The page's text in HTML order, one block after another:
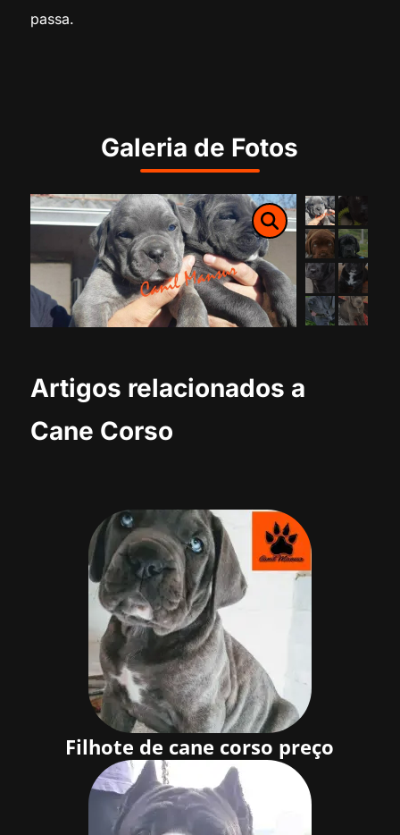
passa.
Galeria de Fotos
Artigos relacionados a
Cane Corso
Filhote de cane corso preço